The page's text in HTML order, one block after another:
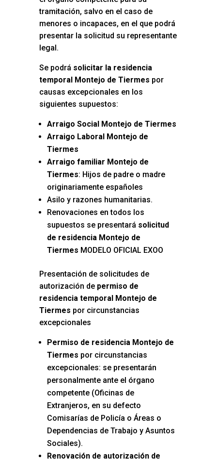
tramitación, salvo en el caso de
menores o incapaces, en el que podrá
presentar la solicitud su representante
legal.
Se podrá solicitar la residencia
temporal Montejo de Tiermes por
causas excepcionales en los
siguientes supuestos:
Arraigo Social Montejo de Tiermes
Arraigo Laboral Montejo de
Tiermes
Arraigo familiar Montejo de
Tiermes: Hijos de padre o madre
originariamente españoles
Asilo y razones humanitarias.
Renovaciones en todos los
supuestos se presentará solicitud
de residencia Montejo de
Tiermes MODELO OFICIAL EXOO
Presentación de solicitudes de
autorización depermiso de
residencia temporal Montejo de
Tiermes por circunstancias
excepcionales
Permiso de residencia Montejo de
Tiermes por circunstancias
excepcionales: se presentarán
personalmente ante el órgano
competente (Oficinas de
Extranjeros, en su defecto
Comisarías de Policía o Áreas o
Dependencias de Trabajo y Asuntos
Sociales).
Renovación de autorización de